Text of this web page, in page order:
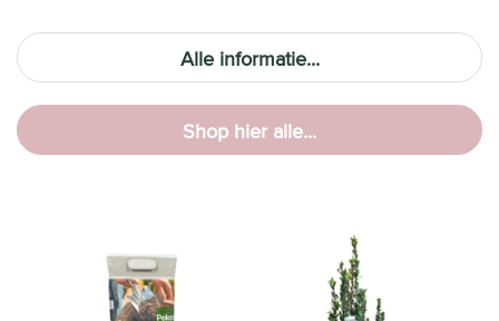
Alle informatie...
Shop hier alle...